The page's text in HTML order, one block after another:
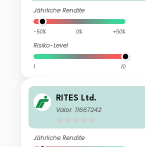
Jährliche Rendite
-50% 0% +50%
Risiko-Level
1 10
RITES Ltd.
Valor: 11667242
Jährliche Rendite